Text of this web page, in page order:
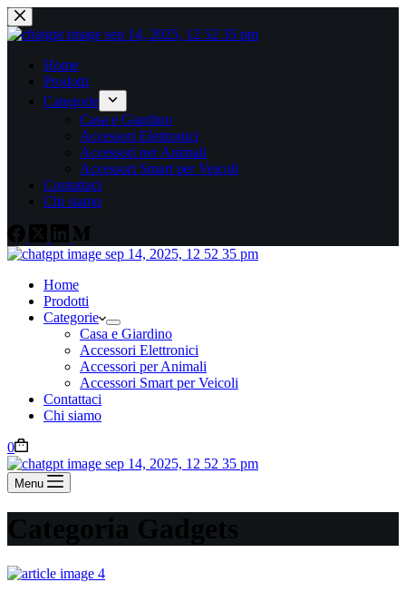
Home
Prodotti
Categorie
Casa e Giardino
Accessori Elettronici
Accessori per Animali
Accessori Smart per Veicoli
Contattaci
Chi siamo
Home
Prodotti
Categorie
Casa e Giardino
Accessori Elettronici
Accessori per Animali
Accessori Smart per Veicoli
Contattaci
Chi siamo
0
Menu
Categoria Gadgets